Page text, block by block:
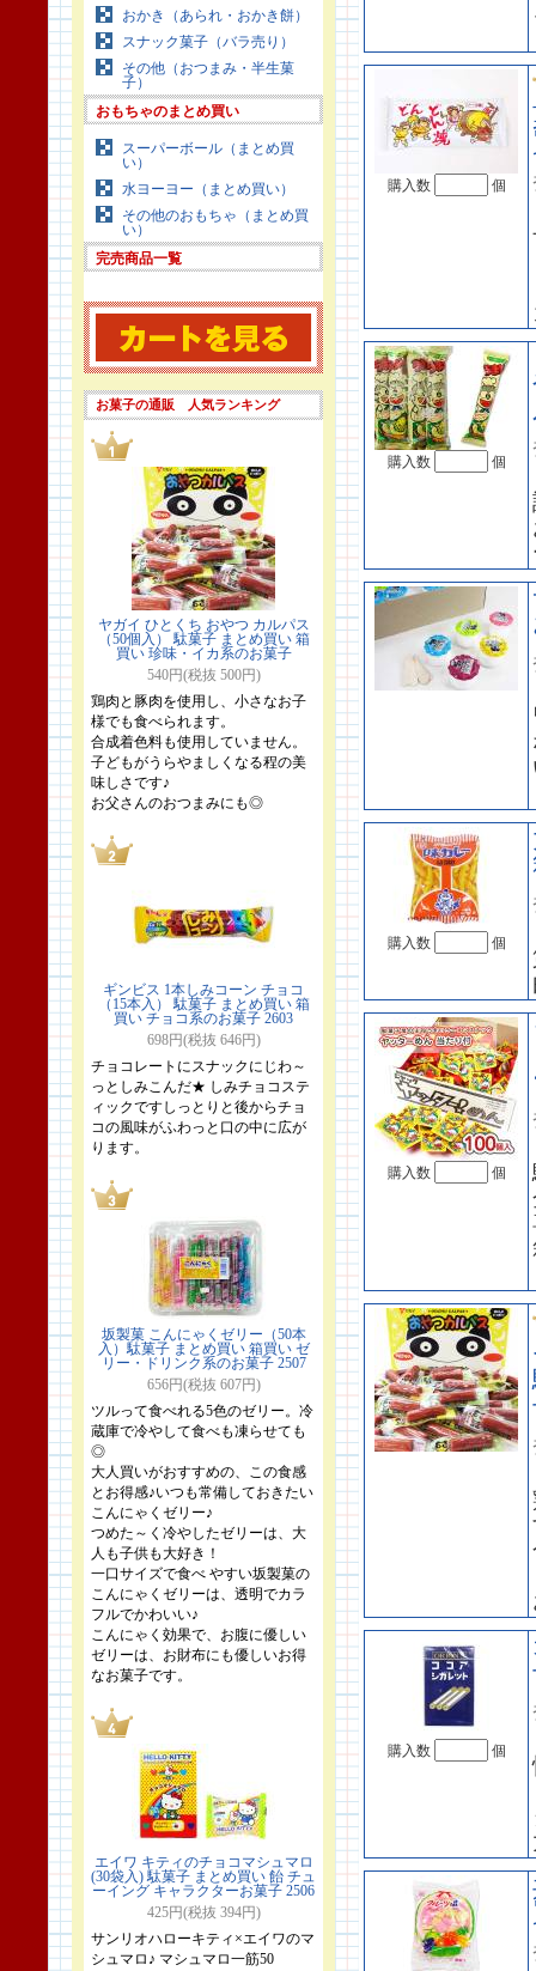
おかき（あられ・おかき餅）
スナック菓子（バラ売り）
その他（おつまみ・半生菓
子）
おもちゃのまとめ買い
スーパーボール（まとめ買
い）
水ヨーヨー（まとめ買い）
その他のおもちゃ（まとめ買
い）
完売商品一覧
お菓子の通販 人気ランキング
ヤガイ ひとくち おやつ カルパス
（50個入） 駄菓子 まとめ買い 箱
買い 珍味・イカ系のお菓子
540円(税抜 500円)
鶏肉と豚肉を使用し、小さなお子
様でも食べられます。
合成着色料も使用していません。
子どもがうらやましくなる程の美
味しさです♪
お父さんのおつまみにも◎
ギンビス 1本しみコーン チョコ
（15本入） 駄菓子 まとめ買い 箱
買い チョコ系のお菓子 2603
698円(税抜 646円)
チョコレートにスナックにじわ～
っとしみこんだ★ しみチョコステ
ィックですしっとりと後からチョ
コの風味がふわっと口の中に広が
ります。
坂製菓 こんにゃくゼリー（50本
入）駄菓子 まとめ買い 箱買い ゼ
リー・ドリンク系のお菓子 2507
656円(税抜 607円)
ツルって食べれる5色のゼリー。冷
蔵庫で冷やして食べも凍らせても
◎
大人買いがおすすめの、この食感
とお得感♪いつも常備しておきたい
こんにゃくゼリー♪
つめた～く冷やしたゼリーは、大
人も子供も大好き！
一口サイズで食べ やすい坂製菓の
こんにゃくゼリーは、透明でカラ
フルでかわいい♪
こんにゃく効果で、お腹に優しい
ゼリーは、お財布にも優しいお得
なお菓子です。
エイワ キティのチョコマシュマロ
(30袋入) 駄菓子 まとめ買い 飴 チュ
ーイング キャラクターお菓子 2506
425円(税抜 394円)
サンリオハローキティ×エイワのマ
シュマロ♪ マシュマロ一筋50
購入数 個
購入数 個
購入数 個
購入数 個
購入数 個